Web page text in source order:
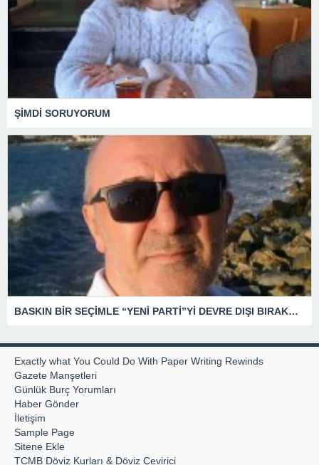
ŞİMDİ SORUYORUM
BASKIN BİR SEÇİMLE “YENİ PARTİ”Yİ DEVRE DIŞI BIRAKMAK İÇİN DÜĞMEYE Mİ BASILDI?
Exactly what You Could Do With Paper Writing Rewinds
Gazete Manşetleri
Günlük Burç Yorumları
Haber Gönder
İletişim
Sample Page
Sitene Ekle
TCMB Döviz Kurları & Döviz Çevirici